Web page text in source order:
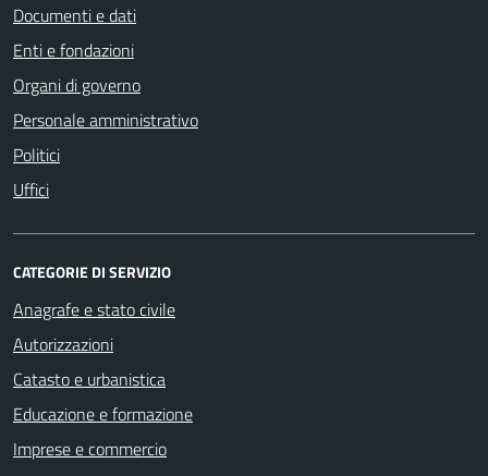
Documenti e dati
Enti e fondazioni
Organi di governo
Personale amministrativo
Politici
Uffici
CATEGORIE DI SERVIZIO
Anagrafe e stato civile
Autorizzazioni
Catasto e urbanistica
Educazione e formazione
Imprese e commercio